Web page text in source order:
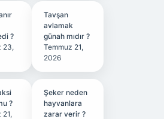
?
23,
Tavşan
avlamak
günah mıdır ?
Temmuz 21,
2026
?
21,
Şeker neden
hayvanlara
zarar verir ?